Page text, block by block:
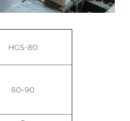
HGS-80
80~90